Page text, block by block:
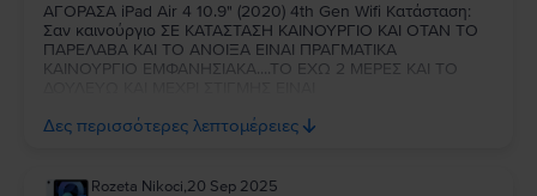
ΑΓΟΡΑΣΑ iPad Air 4 10.9" (2020) 4th Gen Wifi Κατάσταση:
Σαν καινούργιο ΣΕ ΚΑΤΑΣΤΑΣΗ ΚΑΙΝΟΥΡΓΙΟ ΚΑΙ ΟΤΑΝ ΤΟ
ΠΑΡΕΛΑΒΑ ΚΑΙ ΤΟ ΑΝΟΙΞΑ ΕΙΝΑΙ ΠΡΑΓΜΑΤΙΚΑ
ΚΑΙΝΟΥΡΓΙΟ ΕΜΦΑΝΗΣΙΑΚΑ....ΤΟ ΕΧΩ 2 ΜΕΡΕΣ ΚΑΙ ΤΟ
ΟΚ ΚΑΙ ΣΤΗΝ ΣΥΝΕΧΕΙΑ.. 💯💯💯💯💯💯
Δες περισσότερες λεπτομέρειες
Rozeta Nikoci,20 Sep 2025